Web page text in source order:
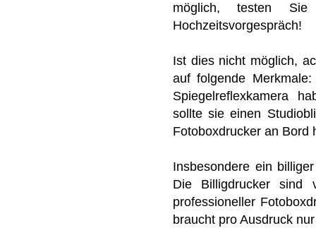
möglich, testen
Hochzeitsvorgespräch!
Ist dies nicht möglich,
auf folgende
Spiegelreflexkamera
sollte sie einen
Fotoboxdrucker an Bord
Insbesondere ein
Die Billigdrucker
professioneller
braucht pro Ausdruck